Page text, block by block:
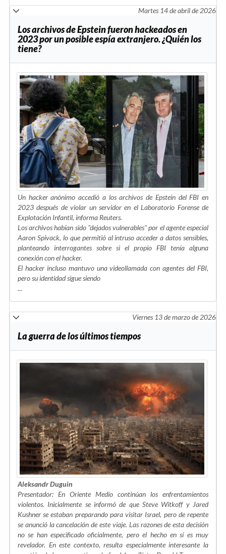
Martes 14 de abril de 2026
Los archivos de Epstein fueron hackeados en
2023 por un posible espía extranjero. ¿Quién los
tiene?
Un hacker anónimo accedió a los archivos de Epstein del FBI en
2023 después de violar un servidor en el Laboratorio Forense de
Explotación Infantil, informa Reuters.
Los archivos habían sido "dejados vulnerables" por el agente especial
Aaron Spivack, lo que permitió al intruso acceder a datos sensibles,
planteando interrogantes sobre si el propio FBI tenía alguna
conexión con el hacker.
El hacker incluso mantuvo una videollamada con agentes del FBI,
pero su identidad sigue siendo
...
Viernes 13 de marzo de 2026
La guerra de los últimos tiempos
Aleksandr Duguin
Presentador: En Oriente Medio continúan los enfrentamientos
violentos. Inicialmente se informó de que Steve Witkoff y Jared
Kushner se estaban preparando para visitar Israel, pero de repente
se anunció la cancelación de este viaje. Las razones de esta decisión
no se han especificado oficialmente, pero el hecho en sí es muy
revelador. En este contexto, resulta especialmente interesante la